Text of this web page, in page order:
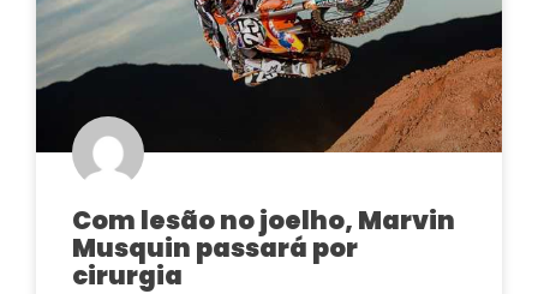
Com lesão no joelho, Marvin
Musquin passará por
cirurgia